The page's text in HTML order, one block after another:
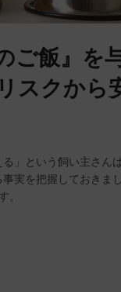
ご飯』を
クから
る」という飼い主さ
実を把握しておきま
。